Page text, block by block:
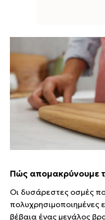
Πώς απομακρύνουμε
Οι δυσάρεστες οσμές
πολυχρησιμοποιημένες
βέβαια ένας μεγάλος